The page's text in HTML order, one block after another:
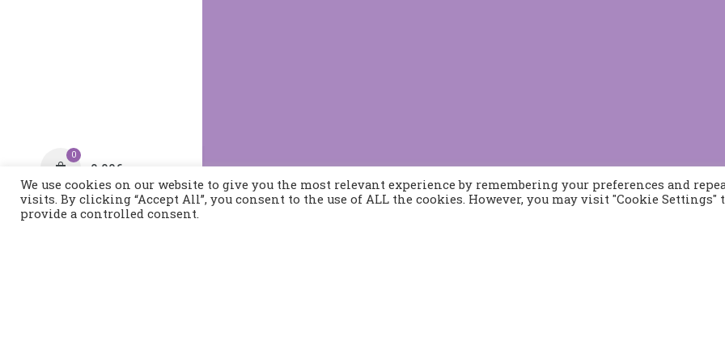
0,00€
0
We use cookies on our website to give you the most relevant experience by remembering your preferences and
visits. By clicking “Accept All”, you consent to the use of ALL the cookies. However, you may visit "Cookie Settings"
provide a controlled consent.